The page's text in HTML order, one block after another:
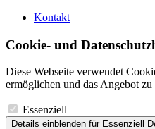
Kontakt
Cookie- und
Diese Webseite verwendet
ermöglichen und das Angebot zu
Essenziell
Details einblenden für Essenziell